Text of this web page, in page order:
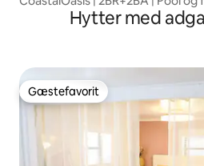
Hytter med
Gæstefavorit
Gæstefavorit